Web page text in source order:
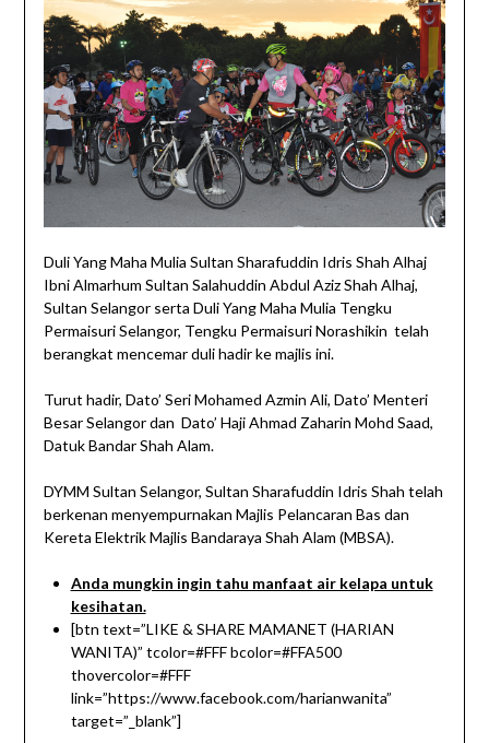
Duli Yang Maha Mulia Sultan Sharafuddin Idris Shah Alhaj
Ibni Almarhum Sultan Salahuddin Abdul Aziz Shah Alhaj,
Sultan Selangor serta Duli Yang Maha Mulia Tengku
Permaisuri Selangor, Tengku Permaisuri Norashikin telah
berangkat mencemar duli hadir ke majlis ini.
Turut hadir, Dato’ Seri Mohamed Azmin Ali, Dato’ Menteri
Besar Selangor dan Dato’ Haji Ahmad Zaharin Mohd Saad,
Datuk Bandar Shah Alam.
DYMM Sultan Selangor, Sultan Sharafuddin Idris Shah telah
berkenan menyempurnakan Majlis Pelancaran Bas dan
Kereta Elektrik Majlis Bandaraya Shah Alam (MBSA).
Anda mungkin ingin tahu manfaat air kelapa untuk
kesihatan.
[btn text=”LIKE & SHARE MAMANET (HARIAN
WANITA)” tcolor=#FFF bcolor=#FFA500
thovercolor=#FFF
link=”https://www.facebook.com/harianwanita”
target=”_blank”]